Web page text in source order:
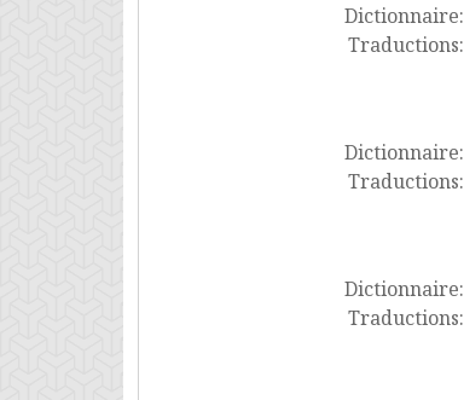
Dictionnaire:
Traductions:
Dictionnaire:
Traductions:
Dictionnaire:
Traductions: